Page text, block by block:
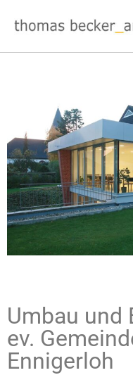
Umbau und
ev.
Ennigerloh